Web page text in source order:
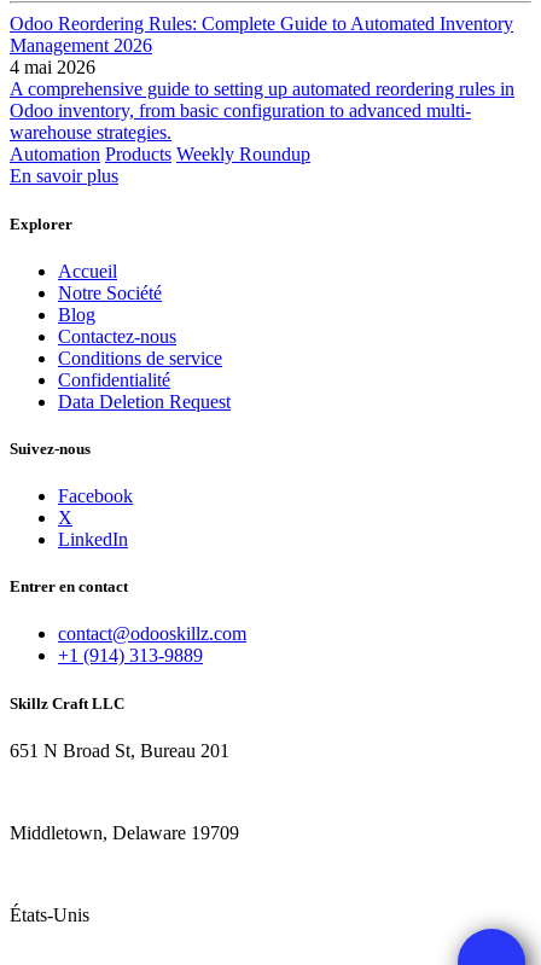
Odoo Reordering Rules: Complete Guide to Automated Inventory
Management 2026
4 mai 2026
A comprehensive guide to setting up automated reordering rules in
Odoo inventory, from basic configuration to advanced multi-
warehouse strategies.
Automation Products Weekly Roundup
En savoir plus
Explorer
Accueil
Notre Société
Blog
Contactez-nous
Conditions de service
Confidentialité
Data Deletion Request
Suivez-nous
Facebook
X
LinkedIn
Entrer en contact
contact@odooskillz.com
+1 (914) 313-9889
Skillz Craft LLC
651 N Broad St, Bureau 201
Middletown, Delaware 19709
États-Unis